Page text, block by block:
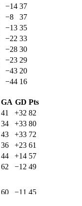
−14 37
−8
37
−13 35
−22 33
−28 30
−23 29
−43 20
−44 16
GA GD Pts
41 +32 82
34 +33 80
43 +33 72
36 +23 61
44 +14 57
62 −12 49
60 −11 45